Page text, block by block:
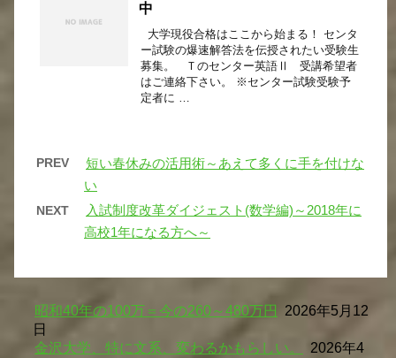
中
大学現役合格はここから始まる！ センタ
ー試験の爆速解答法を伝授されたい受験生
募集。 Ｔのセンター英語Ⅱ 受講希望者
はご連絡下さい。 ※センター試験受験予
定者に …
PREV
短い春休みの活用術～あえて多くに手を付けな
い
NEXT
入試制度改革ダイジェスト(数学編)～2018年に
高校1年になる方へ～
昭和40年の100万＝今の260～480万円
2026年5月12
日
金沢大学、特に文系、変わるかもらしい。
2026年4